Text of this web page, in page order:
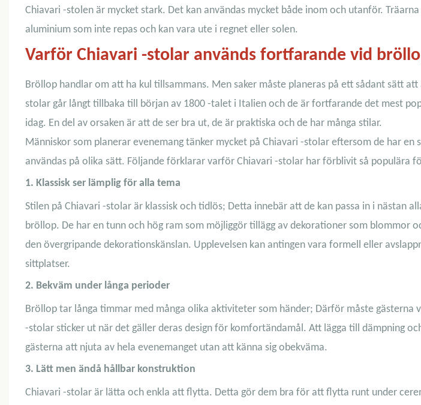
Chiavari -stolen är mycket stark. Det kan användas mycket både inom och utanför.
aluminium som inte repas och kan vara ute i regnet eller solen.
Varför Chiavari -stolar används fortfarande vid
Bröllop handlar om att ha kul tillsammans. Men saker måste planeras på ett sådant sätt
stolar går långt tillbaka till början av 1800 -talet i Italien och de är fortfarande det mest
idag. En del av orsaken är att de ser bra ut, de är praktiska och de har många stilar.
Människor som planerar evenemang tänker mycket på Chiavari -stolar eftersom de har
användas på olika sätt. Följande förklarar varför Chiavari -stolar har förblivit så populära
1. Klassisk ser lämplig för alla tema
Stilen på Chiavari -stolar är klassisk och tidlös; Detta innebär att de kan passa in i nästan
bröllop. De har en tunn och hög ram som möjliggör tillägg av dekorationer som blommor
den övergripande dekorationskänslan. Upplevelsen kan antingen vara formell eller
sittplatser.
2. Bekväm under långa perioder
Bröllop tar långa timmar med många olika aktiviteter som händer; Därför måste gästerna
-stolar sticker ut när det gäller deras design för komfortändamål. Att lägga till dämpning
gästerna att njuta av hela evenemanget utan att känna sig obekväma.
3. Lätt men ändå hållbar konstruktion
Chiavari -stolar är lätta och enkla att flytta. Detta gör dem bra för att flytta runt under